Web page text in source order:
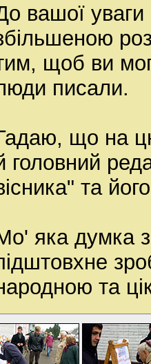
вашої уваги
щоб ви
писали.
що на
головний
та
яка думка
та